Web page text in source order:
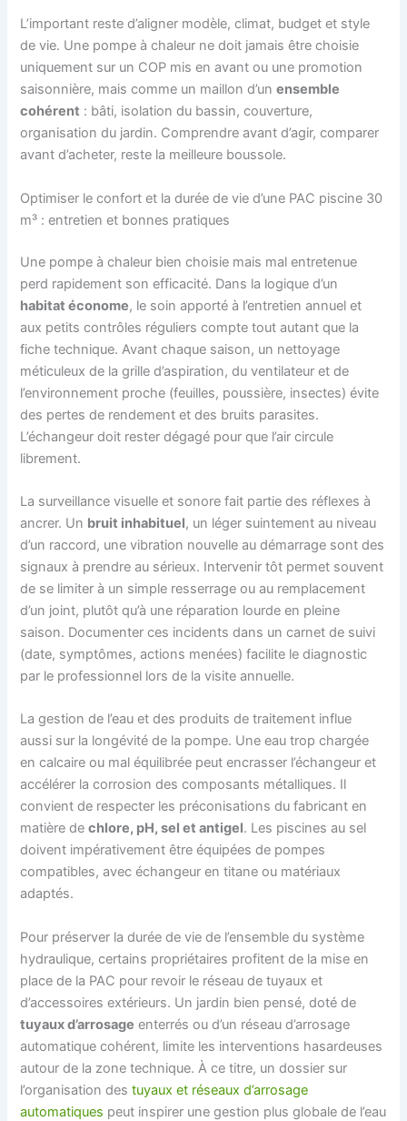
L’important reste d’aligner modèle, climat, budget et style
de vie. Une pompe à chaleur ne doit jamais être choisie
uniquement sur un COP mis en avant ou une promotion
saisonnière, mais comme un maillon d’unensemble
cohérent : bâti, isolation du bassin, couverture,
organisation du jardin. Comprendre avant d’agir, comparer
avant d’acheter, reste la meilleure boussole.
Optimiser le confort et la durée de vie d’une PAC piscine 30
m³ : entretien et bonnes pratiques
Une pompe à chaleur bien choisie mais mal entretenue
perd rapidement son efficacité. Dans la logique d’un
habitat économe, le soin apporté à l’entretien annuel et
aux petits contrôles réguliers compte tout autant que la
fiche technique. Avant chaque saison, un nettoyage
méticuleux de la grille d’aspiration, du ventilateur et de
l’environnement proche (feuilles, poussière, insectes) évite
des pertes de rendement et des bruits parasites.
L’échangeur doit rester dégagé pour que l’air circule
librement.
La surveillance visuelle et sonore fait partie des réflexes à
ancrer. Un bruit inhabituel, un léger suintement au niveau
d’un raccord, une vibration nouvelle au démarrage sont des
signaux à prendre au sérieux. Intervenir tôt permet souvent
de se limiter à un simple resserrage ou au remplacement
d’un joint, plutôt qu’à une réparation lourde en pleine
saison. Documenter ces incidents dans un carnet de suivi
(date, symptômes, actions menées) facilite le diagnostic
par le professionnel lors de la visite annuelle.
La gestion de l’eau et des produits de traitement influe
aussi sur la longévité de la pompe. Une eau trop chargée
en calcaire ou mal équilibrée peut encrasser l’échangeur et
accélérer la corrosion des composants métalliques. Il
convient de respecter les préconisations du fabricant en
matière dechlore, pH, sel et antigel. Les piscines au sel
doivent impérativement être équipées de pompes
compatibles, avec échangeur en titane ou matériaux
adaptés.
Pour préserver la durée de vie de l’ensemble du système
hydraulique, certains propriétaires profitent de la mise en
place de la PAC pour revoir le réseau de tuyaux et
d’accessoires extérieurs. Un jardin bien pensé, doté de
tuyaux d’arrosage enterrés ou d’un réseau d’arrosage
automatique cohérent, limite les interventions hasardeuses
autour de la zone technique. À ce titre, un dossier sur
l’organisation destuyaux et réseaux d’arrosage
automatiques peut inspirer une gestion plus globale de l’eau